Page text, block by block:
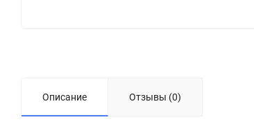
Описание Отзывы (0)